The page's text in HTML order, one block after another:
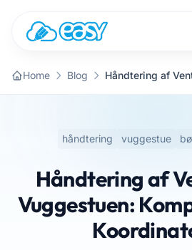
Home Blog
håndtering vuggestue
Håndtering af
Vuggestuen: